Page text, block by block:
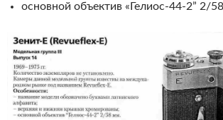
основной объектив «Гелиос-44-2” 2/